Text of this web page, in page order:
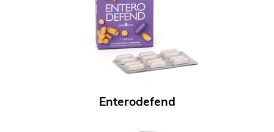
Enterodefend